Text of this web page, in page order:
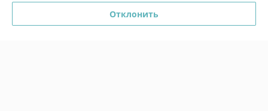
Политика обработки cookies
Отклонить